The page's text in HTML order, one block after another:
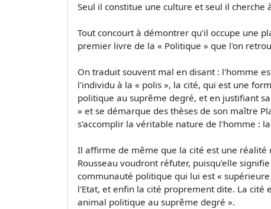
Seul il constitue une culture et seul il
Tout concourt à démontrer qu'il occupe une
premier livre de la « Politique » que l'on
On traduit souvent mal en disant : l'homme
l'individu à la « polis », la cité, qui est une
politique au suprême degré, et en justifiant
» et se démarque des thèses de son maître
s'accomplir la véritable nature de l'homme :
Il affirme de même que la cité est une
Rousseau voudront réfuter, puisqu'elle
communauté politique qui lui est «
l'Etat, et enfin la cité proprement dite. La
animal politique au suprême degré ».